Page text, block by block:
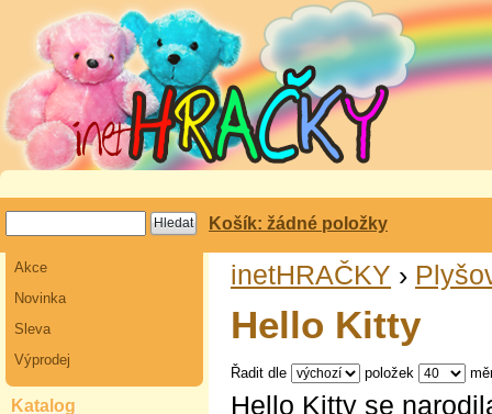
Košík: žádné položky
Akce
Novinka
Sleva
Výprodej
Katalog
inetHRAČKY ›
Hello Kitty
Řadit dle položek
Hello Kitty se